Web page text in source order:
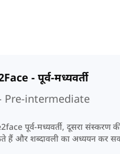
- पूर्व-मध्यवर्ती
Pre-intermediate
पूर्व-मध्यवर्ती, दूसरा संस्करण
हैं और शब्दावली का अध्ययन कर